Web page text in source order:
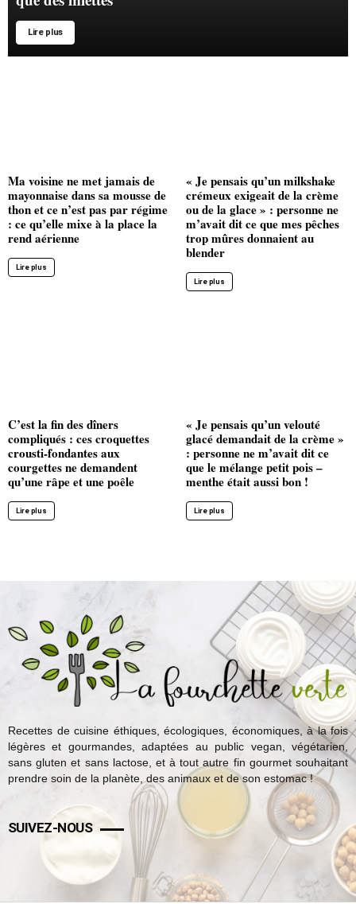
Lire plus
Ma voisine ne met jamais de
mayonnaise dans sa mousse de
thon et ce n’est pas par régime
: ce qu’elle mixe à la place la
rend aérienne
Lire plus
« Je pensais qu’un milkshake
crémeux exigeait de la crème
ou de la glace » : personne ne
m’avait dit ce que mes pêches
trop mûres donnaient au
blender
Lire plus
C’est la fin des dîners
compliqués : ces croquettes
crousti-fondantes aux
courgettes ne demandent
qu’une râpe et une poêle
Lire plus
« Je pensais qu’un velouté
glacé demandait de la crème »
: personne ne m’avait dit ce
que le mélange petit pois –
menthe était aussi bon !
Lire plus
Recettes de cuisine éthiques, écologiques, économiques, à la fois
légères et gourmandes, adaptées au public vegan, végétarien,
sans gluten et sans lactose, et à tout autre fin gourmet souhaitant
prendre soin de la planète, des animaux et de son estomac !
SUIVEZ-NOUS